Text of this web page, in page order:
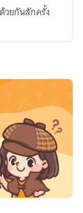
วยกันสักครั้ง